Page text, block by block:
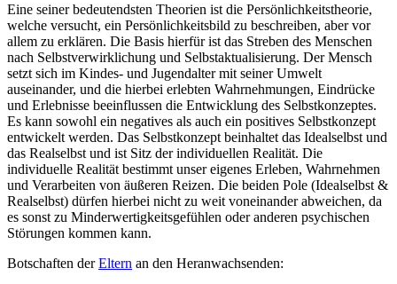
Eine seiner bedeutendsten Theorien ist die Persönlichkeitstheorie,
welche versucht, ein Persönlichkeitsbild zu beschreiben, aber vor
allem zu erklären. Die Basis hierfür ist das Streben des Menschen
nach Selbstverwirklichung und Selbstaktualisierung. Der Mensch
setzt sich im Kindes- und Jugendalter mit seiner Umwelt
auseinander, und die hierbei erlebten Wahrnehmungen, Eindrücke
und Erlebnisse beeinflussen die Entwicklung des Selbstkonzeptes.
Es kann sowohl ein negatives als auch ein positives Selbstkonzept
entwickelt werden. Das Selbstkonzept beinhaltet das Idealselbst und
das Realselbst und ist Sitz der individuellen Realität. Die
individuelle Realität bestimmt unser eigenes Erleben, Wahrnehmen
und Verarbeiten von äußeren Reizen. Die beiden Pole (Idealselbst &
Realselbst) dürfen hierbei nicht zu weit voneinander abweichen, da
es sonst zu Minderwertigkeitsgefühlen oder anderen psychischen
Störungen kommen kann.
Botschaften derEltern an den Heranwachsenden: